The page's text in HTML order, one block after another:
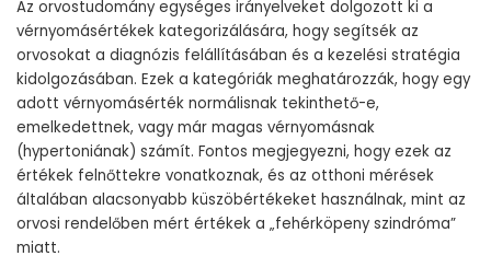
Az orvostudomány egységes irányelveket dolgozott ki a
vérnyomásértékek kategorizálására, hogy segítsék az
orvosokat a diagnózis felállításában és a kezelési stratégia
kidolgozásában. Ezek a kategóriák meghatározzák, hogy egy
adott vérnyomásérték normálisnak tekinthető-e,
emelkedettnek, vagy már magas vérnyomásnak
(hypertoniának) számít. Fontos megjegyezni, hogy ezek az
értékek felnőttekre vonatkoznak, és az otthoni mérések
általában alacsonyabb küszöbértékeket használnak, mint az
orvosi rendelőben mért értékek a „fehérköpeny szindróma”
miatt.